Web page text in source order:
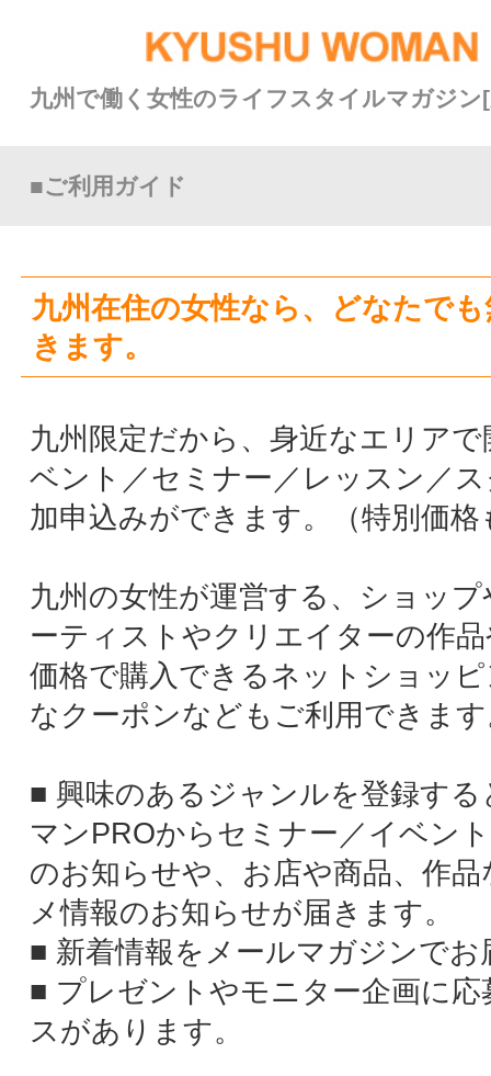
九州限定だから、身近なエリアで開催される
ベント／セミナー／レッスン／スクール等に
九州の女性が運営する、ショップやサロン、
ーティストやクリエイターの作品や商品が特
価格で購入できるネットショッピングや、お
なクーポンなどもご利用できます。
■ 興味のあるジャンルを登録すると、九州ウ
マンPROからセミナー／イベント／レッスン
のお知らせや、お店や商品、作品などのオス
メ情報のお知らせが届きます。
■ 新着情報をメールマガジンでお届けします
スがあります。
一般登録する（無料）
1 事前にご利用規約・プライバシーポリシー
必ずご確認ください
2 新規登録画面で、ご希望のＩＤとパスワー
ド、必要事項を入力してください。
3 入力した内容を確認後、送信して登録完了で